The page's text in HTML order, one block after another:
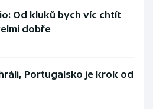
Od kluků bych víc chtít
dobře
Portugalsko je krok od